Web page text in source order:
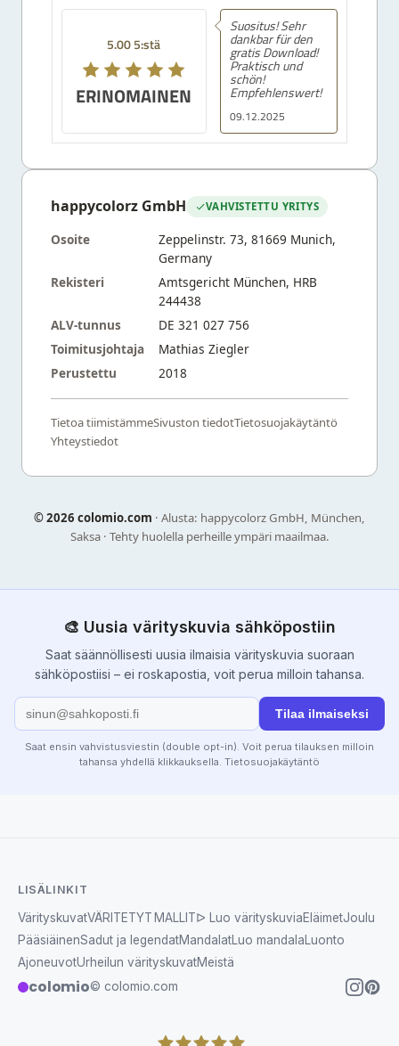
5.00 5:stä
ERINOMAINEN
09.12.2025
Suositus! Sehr
dankbar für den
gratis Download!
Praktisch und
schön!
Empfehlenswert!
happycolorz GmbH VAHVISTETTU YRITYS
Osoite
Zeppelinstr. 73, 81669 Munich,
Germany
Rekisteri
Amtsgericht München, HRB
244438
ALV-tunnus
DE 321 027 756
Toimitusjohtaja
Mathias Ziegler
Perustettu
2018
Tietoa tiimistämmeSivuston tiedotTietosuojakäytäntö
Yhteystiedot
©2026 colomio.com · Alusta: happycolorz GmbH, München,
Saksa · Tehty huolella perheille ympäri maailmaa.
🎨 Uusia värityskuvia sähköpostiin
Saat säännöllisesti uusia ilmaisia värityskuvia suoraan
sähköpostiisi – ei roskapostia, voit perua milloin tahansa.
Tilaa ilmaiseksi
Saat ensin vahvistusviestin (double opt-in). Voit perua tilauksen milloin
tahansa yhdellä klikkauksella. Tietosuojakäytäntö
LISÄLINKIT
VärityskuvatVÄRITETYT MALLITᐅ Luo värityskuviaEläimetJoulu
PääsiäinenSadut ja legendatMandalatLuo mandalaLuonto
AjoneuvotUrheilun värityskuvatMeistä
colomio© colomio.com